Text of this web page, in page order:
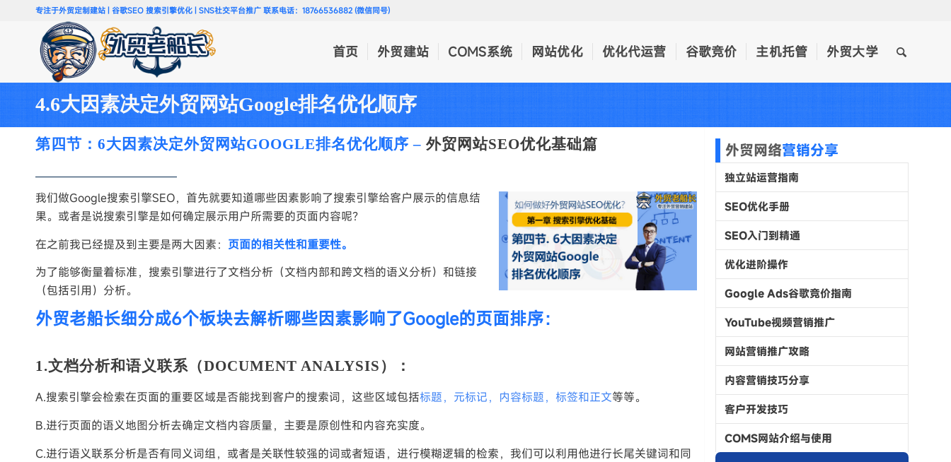
专注于外贸定制建站 | 谷歌SEO 搜索引擎优化 | SNS社交平台推广 联系电话：18766536882 (微信同号)
首页 外贸建站 COMS系统 网站优化 优化代运营 谷歌竞价 主机托管 外贸大学
4.6大因素决定外贸网站Google排名优化顺序
第四节：6大因素决定外贸网站GOOGLE排名优化顺序 – 外贸网站SEO优化基础篇
我们做Google搜索引擎SEO，首先就要知道哪些因素影响了搜索引擎给客户展示的信息结
果。 或者是说搜索引擎是如何确定展示用户所需要的页面内容呢？
在之前我已经提及到主要是两大因素： 页面的相关性和重要性。
为了能够衡量着标准，搜索引擎进行了文档分析（文档内部和跨文档的语义分析）和链接
（包括引用）分析。
外贸老船长细分成6个板块去解析哪些因素影响了Google的页面排序：
1.文档分析和语义联系（DOCUMENT ANALYSIS）：
A.搜索引擎会检索在页面的重要区域是否能找到客户的搜索词，这些区域包括标题，元标记，内容标题，标签和正文等等。
B.进行页面的语义地图分析去确定文档内容质量，主要是原创性和内容充实度。
C.进行语义联系分析是否有同义词组，或者是关联性较强的词或者短语，进行模糊逻辑的检索，我们可以利用他进行长尾关键词和同
外贸网络营销分享
独立站运营指南
SEO优化手册
SEO入门到精通
优化进阶操作
Google Ads谷歌竞价指南
YouTube视频营销推广
网站营销推广攻略
内容营销技巧分享
客户开发技巧
COMS网站介绍与使用